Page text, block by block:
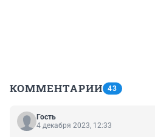
КОММЕНТАРИИ 43
Гость
4 декабря 2023, 12:33